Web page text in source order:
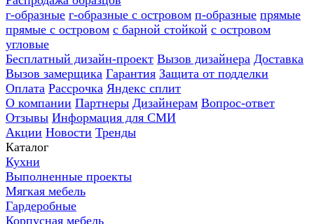
г-образные г-образные с островом п-образные прямые
прямые с островом с барной стойкой с островом
угловые
Бесплатный дизайн-проект Вызов дизайнера Доставка
Вызов замерщика Гарантия Защита от подделки
Оплата Рассрочка Яндекс сплит
О компании Партнеры Дизайнерам Вопрос-ответ
Отзывы Информация для СМИ
Акции Новости Тренды
Каталог
Кухни
Выполненные проекты
Мягкая мебель
Гардеробные
Корпусная мебель